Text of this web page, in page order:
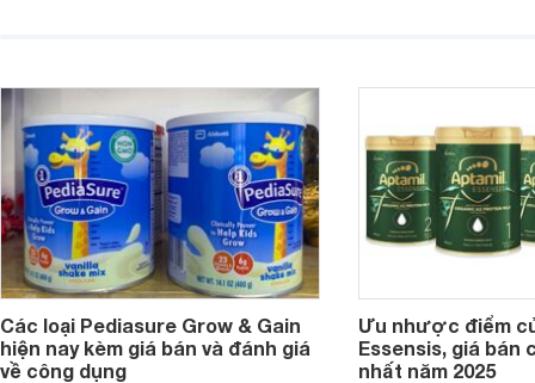
dưỡng có gì đặc biệt? Giá sữa
Meadow Fresh trên thị trường hiện
nay ra sao? Hãy cùng tìm hiểu ngay.
hơn so với các
4 yếu tố sau.
Các loại Pediasure Grow & Gain
hiện nay kèm giá bán và đánh giá
về công dụng
Ưu nhược điểm
Essensis, giá bán
nhất năm 2025